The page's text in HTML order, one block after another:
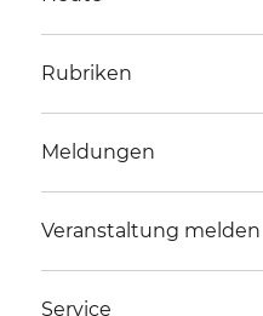
Rubriken
Meldungen
Veranstaltung melden
Service